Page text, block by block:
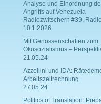
Analyse und Einordnung
Angriffs auf Venezuela
Radiozwitschern #39,
10.1.2026
Mit Genossenschaften zum
Ökosozialismus –
21.05.24
Azzellini und IDA:
Arbeitszeitrechnung
27.05.24
Politics of Translation: